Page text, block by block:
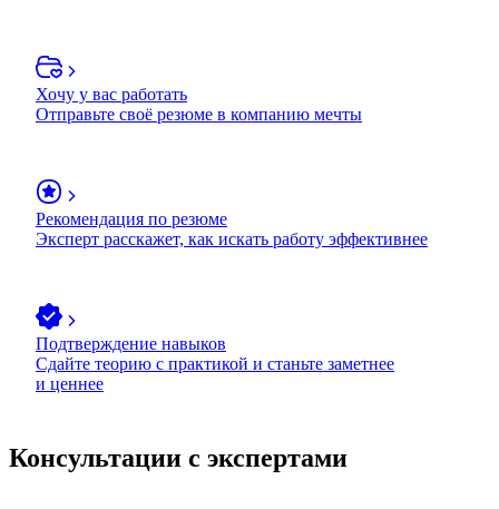
Хочу у вас работать
Отправьте своё резюме в компанию мечты
Рекомендация по резюме
Эксперт расскажет, как искать работу эффективнее
Подтверждение навыков
Сдайте теорию с практикой и станьте заметнее
и ценнее
Консультации с экспертами